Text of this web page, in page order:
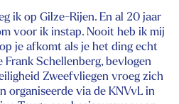
ik op Gilze-Rijen. En al 20 jaar
voor ik instap. Nooit heb ik mij
je afkomt als je het ding echt
Schellenberg, bevlogen
Zweefvliegen vroeg zich
organiseerde via de KNVvL in